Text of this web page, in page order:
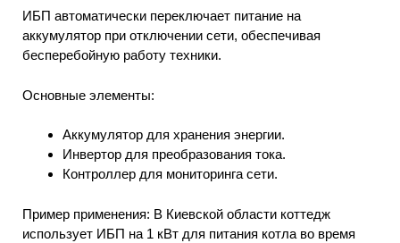
ИБП автоматически переключает питание на
аккумулятор при отключении сети, обеспечивая
бесперебойную работу техники.
Основные элементы:
Аккумулятор для хранения энергии.
Инвертор для преобразования тока.
Контроллер для мониторинга сети.
Пример применения: В Киевской области коттедж
использует ИБП на 1 кВт для питания котла во время